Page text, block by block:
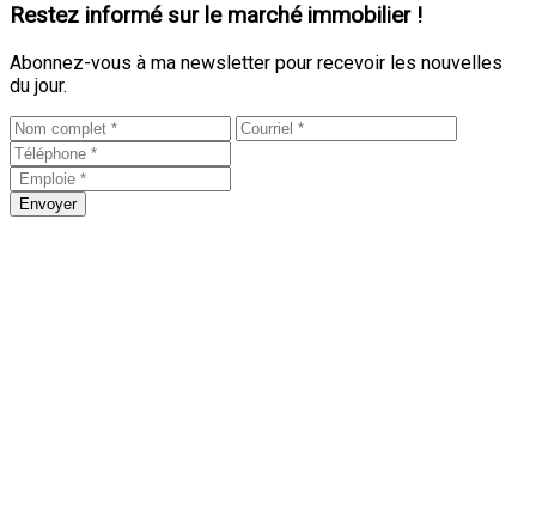
Restez informé sur le marché immobilier !
Abonnez-vous à ma newsletter pour recevoir les nouvelles
du jour.
Envoyer